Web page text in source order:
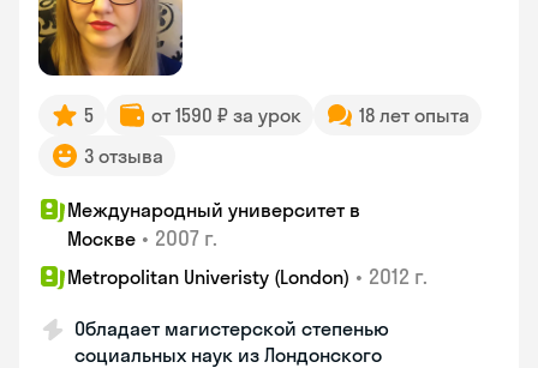
5 от 1590 ₽ за урок
18 лет опыта
3 отзыва
Международный университет в
Москве • 2007 г.
Metropolitan Univeristy (London) • 2012 г.
Обладает магистерской степенью
социальных наук из Лондонского